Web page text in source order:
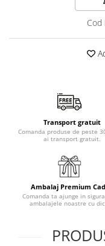
Cod
Transport gratuit
Comanda produse de peste
ai transport gratuit.
Ambalaj Premium
Comanda ta ajunge in
ambalajele noastre cu